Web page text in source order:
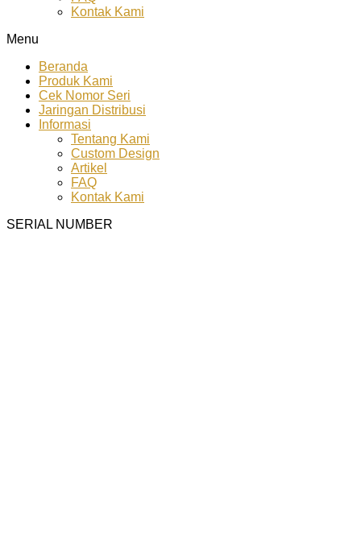
Kontak Kami
Menu
Beranda
Produk Kami
Cek Nomor Seri
Jaringan Distribusi
Informasi
Tentang Kami
Custom Design
Artikel
FAQ
Kontak Kami
SERIAL NUMBER